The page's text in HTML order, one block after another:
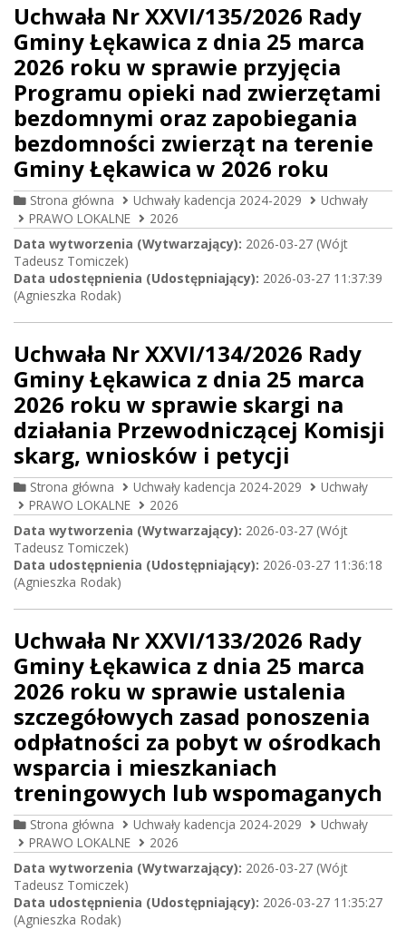
Uchwała Nr XXVI/135/2026 Rady
Gminy Łękawica z dnia 25 marca
2026 roku w sprawie przyjęcia
Programu opieki nad zwierzętami
bezdomnymi oraz zapobiegania
bezdomności zwierząt na terenie
Gminy Łękawica w 2026 roku
Strona główna Uchwały kadencja 2024-2029
Uchwały
PRAWO LOKALNE
2026
Data wytworzenia (Wytwarzający): 2026-03-27 (Wójt
Tadeusz Tomiczek)
Data udostępnienia (Udostępniający): 2026-03-27 11:37:39
(Agnieszka Rodak)
Uchwała Nr XXVI/134/2026 Rady
Gminy Łękawica z dnia 25 marca
2026 roku w sprawie skargi na
działania Przewodniczącej Komisji
skarg, wniosków i petycji
Strona główna Uchwały kadencja 2024-2029
Uchwały
PRAWO LOKALNE
2026
Data wytworzenia (Wytwarzający): 2026-03-27 (Wójt
Tadeusz Tomiczek)
Data udostępnienia (Udostępniający): 2026-03-27 11:36:18
(Agnieszka Rodak)
Uchwała Nr XXVI/133/2026 Rady
Gminy Łękawica z dnia 25 marca
2026 roku w sprawie ustalenia
szczegółowych zasad ponoszenia
odpłatności za pobyt w ośrodkach
wsparcia i mieszkaniach
treningowych lub wspomaganych
Strona główna Uchwały kadencja 2024-2029
Uchwały
PRAWO LOKALNE
2026
Data wytworzenia (Wytwarzający): 2026-03-27 (Wójt
Tadeusz Tomiczek)
Data udostępnienia (Udostępniający): 2026-03-27 11:35:27
(Agnieszka Rodak)